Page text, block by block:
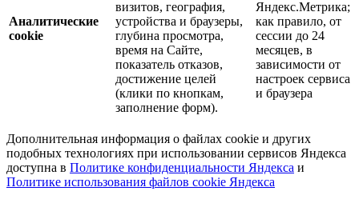
Аналитические
cookie
визитов, география,
устройства и браузеры,
глубина просмотра,
время на Сайте,
показатель отказов,
достижение целей
(клики по кнопкам,
заполнение форм).
Яндекс.Метрика;
как правило, от
сессии до 24
месяцев, в
зависимости от
настроек сервиса
и браузера
Дополнительная информация о файлах cookie и других
подобных технологиях при использовании сервисов Яндекса
доступна в Политике конфиденциальности Яндекса и
Политике использования файлов cookie Яндекса